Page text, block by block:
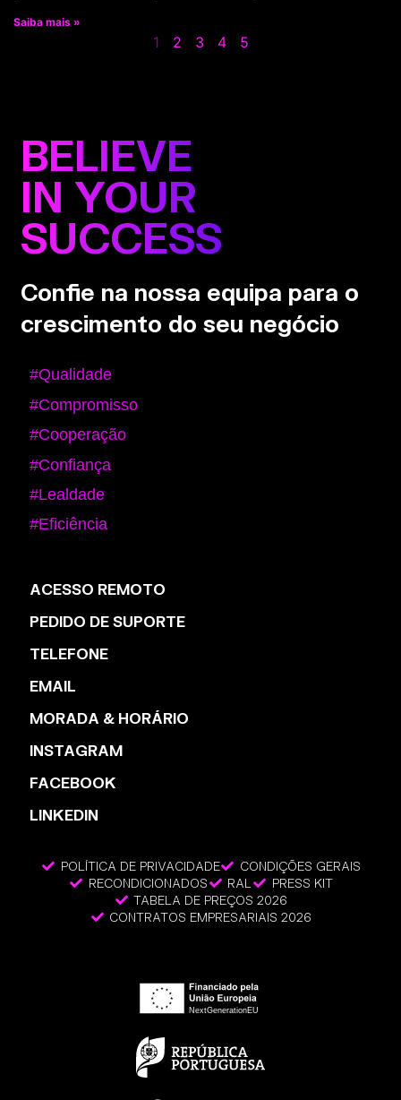
Saiba mais »
1 2 3 4 5
BELIEVE
IN YOUR
SUCCESS
Confie na nossa equipa para o
crescimento do seu negócio
#Qualidade
#Compromisso
#Cooperação
#Confiança
#Lealdade
#Eficiência
ACESSO REMOTO
PEDIDO DE SUPORTE
TELEFONE
EMAIL
MORADA & HORÁRIO
INSTAGRAM
FACEBOOK
LINKEDIN
POLÍTICA DE PRIVACIDADE
CONDIÇÕES GERAIS
RECONDICIONADOS
RAL
PRESS KIT
TABELA DE PREÇOS 2026
CONTRATOS EMPRESARIAIS 2026